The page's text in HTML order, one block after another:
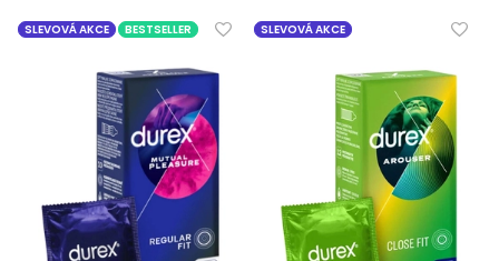
SLEVOVÁ AKCE BESTSELLER SLEVOVÁ AKCE